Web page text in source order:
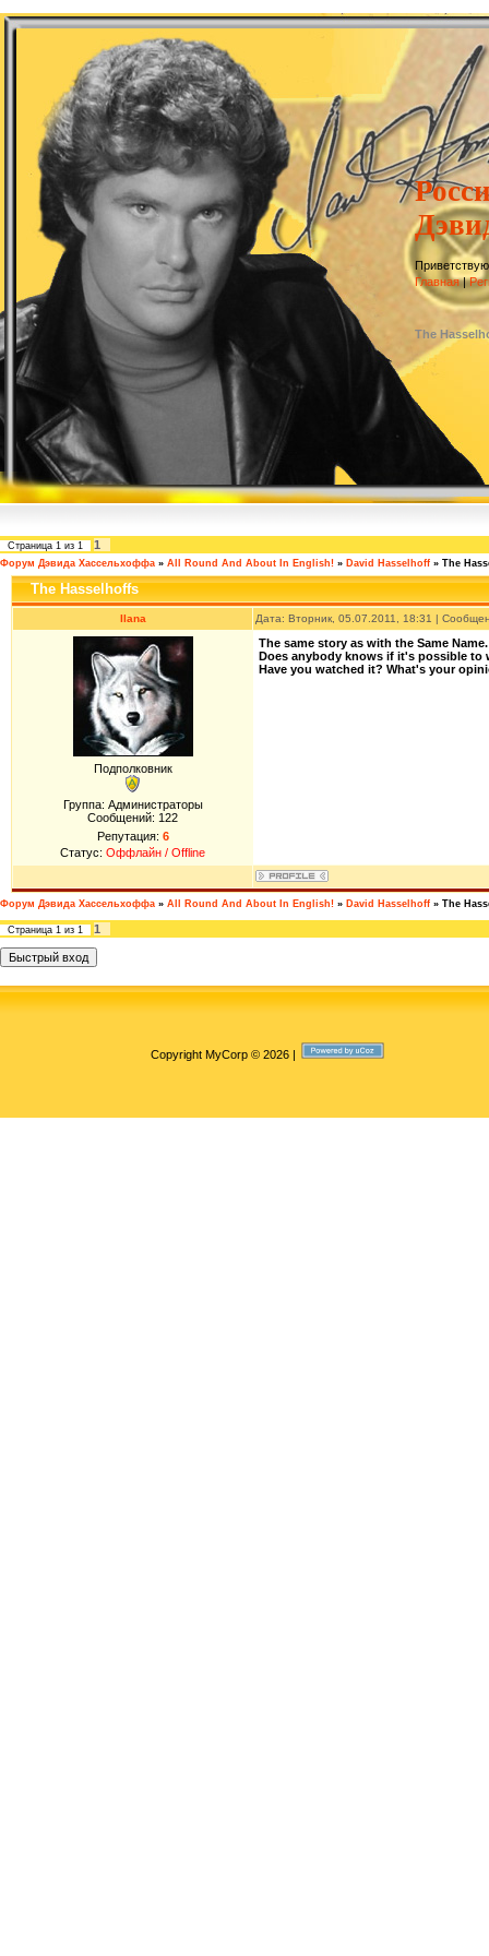
Главная|
The
Страница 1 из 1 1
Форум Дэвида Хассельхоффа » All Round And About In English! » David Hasselhoff » The
The Hasselhoffs
Ilana Дата: Вторник, 05.07.2011, 18:31 |
Подполковник
Группа: Администраторы
Сообщений: 122
Репутация: 6
Статус: Оффлайн / Offline
The same story as with the Same
Does anybody knows if it's possible to
Have you watched it? What's your
Форум Дэвида Хассельхоффа » All Round And About In English! » David Hasselhoff » The
Страница 1 из 1 1
Copyright MyCorp © 2026|